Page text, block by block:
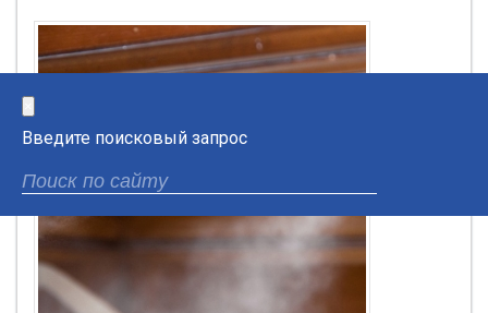
Введите поисковый запрос